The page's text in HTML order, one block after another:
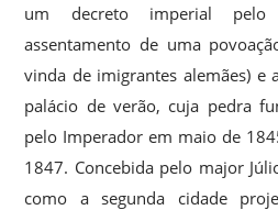
um decreto imperial
assentamento de uma
vinda de imigrantes alemães) e
palácio de verão, cuja pedra
pelo Imperador em maio de
1847. Concebida pelo major
como a segunda cidade